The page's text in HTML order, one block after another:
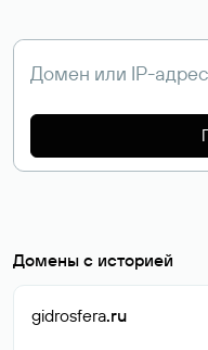
Домены с историей
gidrosfera.ru